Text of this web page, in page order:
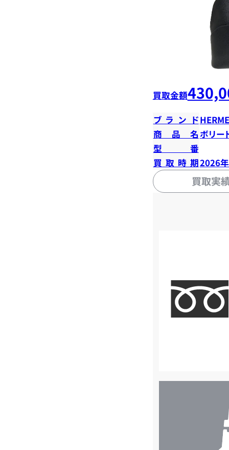
買取金額
ブランド
商品名ボリー
型番
買取時期2026
買取実